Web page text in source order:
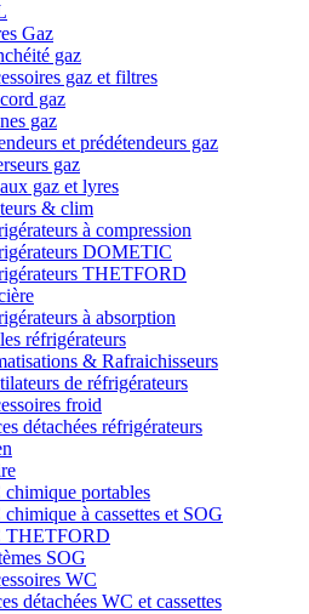
Gaz
gaz
gaz et filtres
gaz
gaz
et prédétendeurs gaz
gaz
gaz et lyres
& clim
à compression
DOMETIC
THETFORD
à absorption
réfrigérateurs
& Rafraichisseurs
de réfrigérateurs
froid
détachées réfrigérateurs
portables
à cassettes et SOG
THETFORD
SOG
WC
détachées WC et cassettes